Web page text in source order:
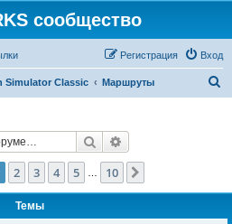
сообщество
Вход
Регистрация
Simulator Classic Маршруты
Поиск
из 10
2 3 4 5 10
Темы